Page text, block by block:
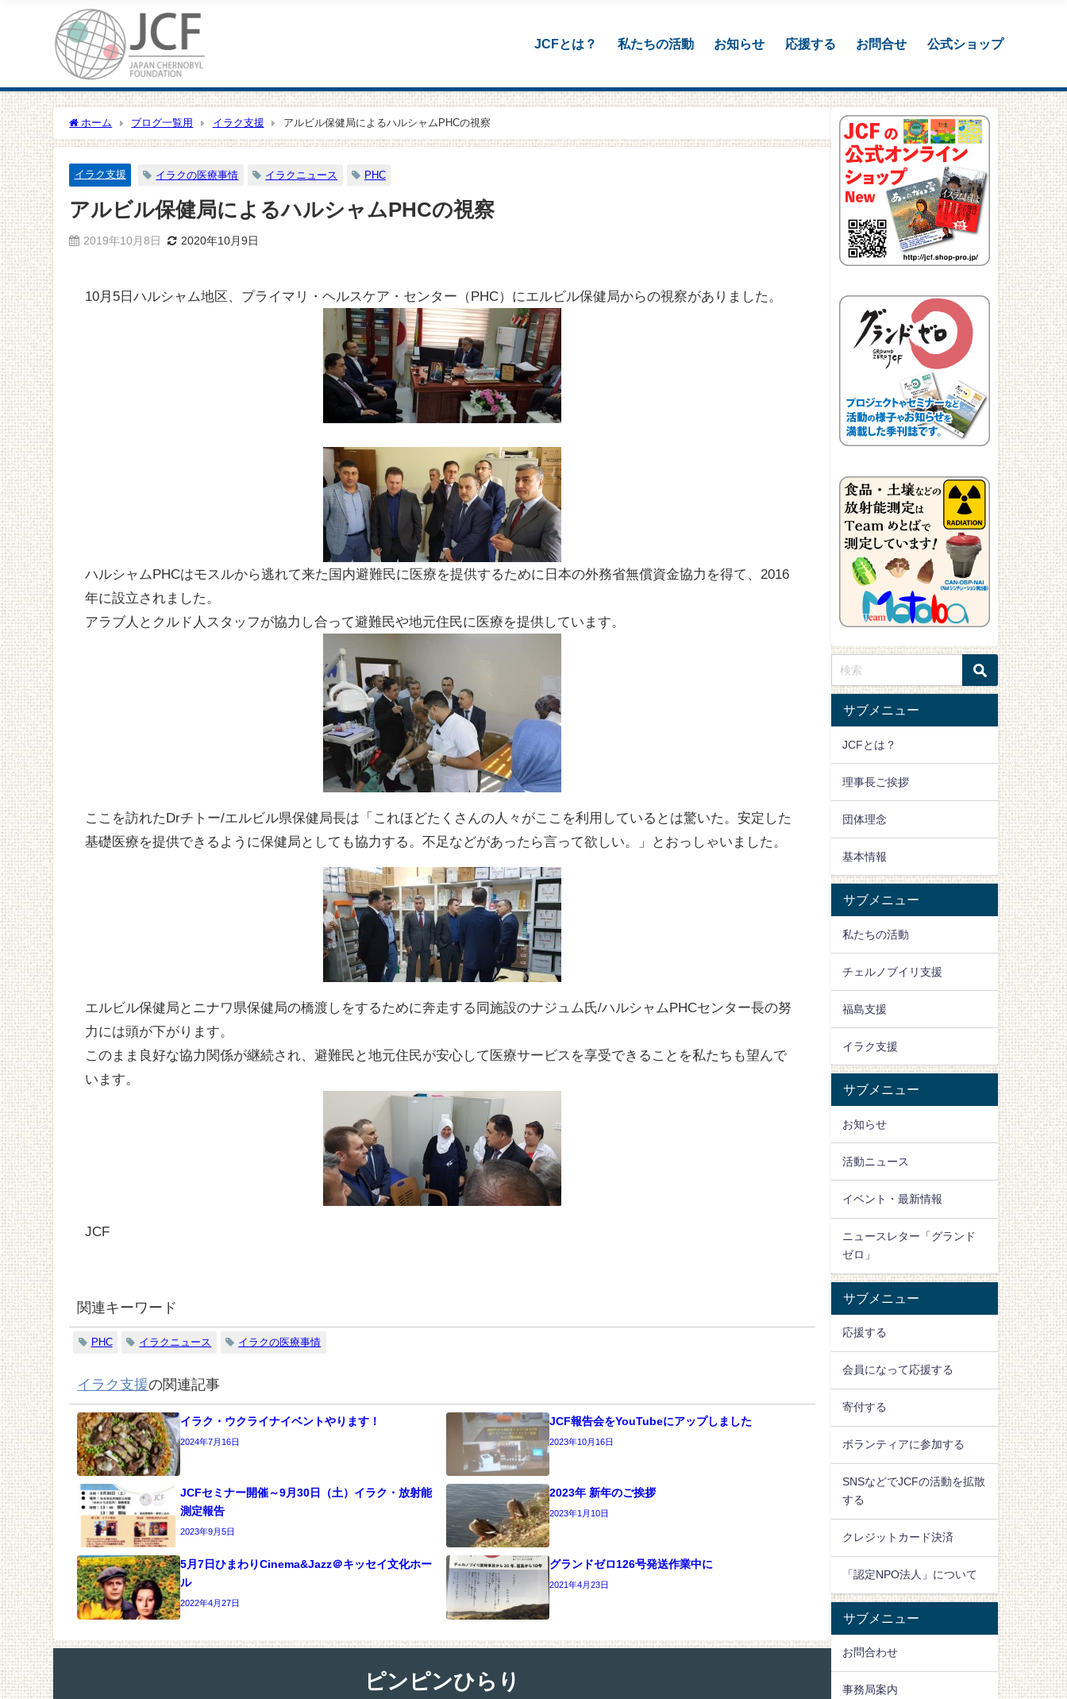
JCFとは？ 私たちの活動 お知らせ 応援する お問合せ 公式ショップ
ホーム ブログ一覧用 イラク支援 アルビル保健局によるハルシャムPHCの視察
イラク支援 イラクの医療事情 イラクニュース PHC
アルビル保健局によるハルシャムPHCの視察
2019年10月8日 2020年10月9日
10月5日ハルシャム地区、プライマリ・ヘルスケア・センター（PHC）にエルビル保健局からの視察がありました。
ハルシャムPHCはモスルから逃れて来た国内避難民に医療を提供するために日本の外務省無償資金協力を得て、2016
年に設立されました。
アラブ人とクルド人スタッフが協力し合って避難民や地元住民に医療を提供しています。
ここを訪れたDrチトー/エルビル県保健局長は「これほどたくさんの人々がここを利用しているとは驚いた。安定した
基礎医療を提供できるように保健局としても協力する。不足などがあったら言って欲しい。」とおっしゃいました。
エルビル保健局とニナワ県保健局の橋渡しをするために奔走する同施設のナジュム氏/ハルシャムPHCセンター長の努
力には頭が下がります。
このまま良好な協力関係が継続され、避難民と地元住民が安心して医療サービスを享受できることを私たちも望んで
います。
JCF
関連キーワード
PHC イラクニュース イラクの医療事情
イラク支援の関連記事
イラク・ウクライナイベントやります！
2024年7月16日
JCF報告会をYouTubeにアップしました
2023年10月16日
JCFセミナー開催～9月30日（土）イラク・放射能
測定報告
2023年9月5日
2023年 新年のご挨拶
2023年1月10日
5月7日ひまわりCinema&Jazz＠キッセイ文化ホー
ル
2022年4月27日
グランドゼロ126号発送作業中に
2021年4月23日
ピンピンひらり
サブメニュー
JCFとは？
理事長ご挨拶
団体理念
基本情報
サブメニュー
私たちの活動
チェルノブイリ支援
福島支援
イラク支援
サブメニュー
お知らせ
活動ニュース
イベント・最新情報
ニュースレター「グランド
ゼロ」
サブメニュー
応援する
会員になって応援する
寄付する
ボランティアに参加する
SNSなどでJCFの活動を拡散
する
クレジットカード決済
「認定NPO法人」について
サブメニュー
お問合わせ
事務局案内